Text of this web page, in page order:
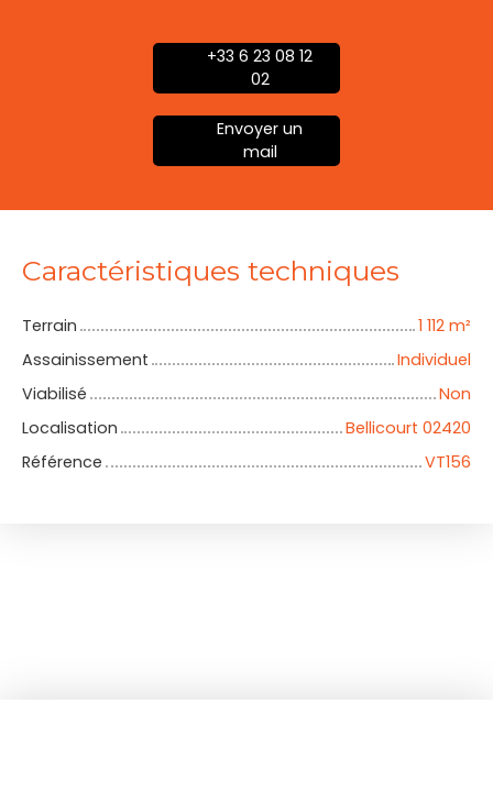
+33 6 23 08 12
02
Envoyer un
mail
Caractéristiques techniques
Terrain 1 112 m²
Assainissement
Individuel
Viabilisé
Non
Localisation
Bellicourt 02420
Référence
VT156